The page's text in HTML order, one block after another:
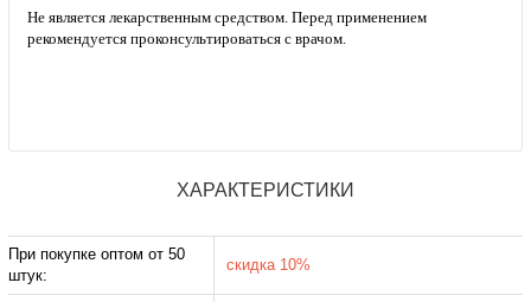
Не является лекарственным средством. Перед применением
рекомендуется проконсультироваться с врачом.
ХАРАКТЕРИСТИКИ
При покупке оптом от 50
штук:
скидка 10%